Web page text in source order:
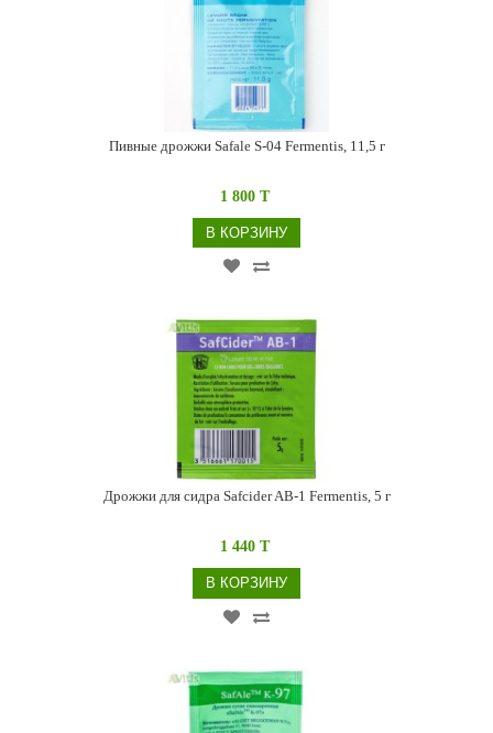
Пивные дрожжи Safale S-04 Fermentis, 11,5 г
1 800 T
В КОРЗИНУ
Дрожжи для сидра Safcider AB-1 Fermentis, 5 г
1 440 T
В КОРЗИНУ